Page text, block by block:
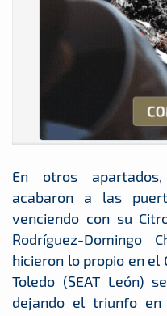
En otros
acabaron a las
venciendo con su
Rodríguez-Domingo
hicieron lo propio en el
Toledo (SEAT León)
dejando el triunfo en